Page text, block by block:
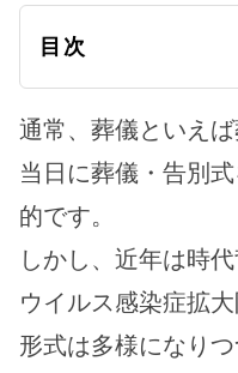
目次
通常、葬儀といえ
当日に葬儀・告別
的です。
しかし、近年は時
ウイルス感染症拡
形式は多様になりつ